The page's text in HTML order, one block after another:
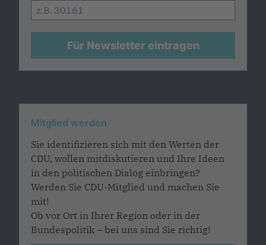
Für Newsletter eintragen
Mitglied werden
Sie identifizieren sich mit den Werten der
CDU, wollen mitdiskutieren und Ihre Ideen
in den politischen Dialog einbringen?
Werden Sie CDU-Mitglied und machen Sie
mit!
Ob vor Ort in Ihrer Region oder in der
Bundespolitik – bei uns sind Sie richtig!